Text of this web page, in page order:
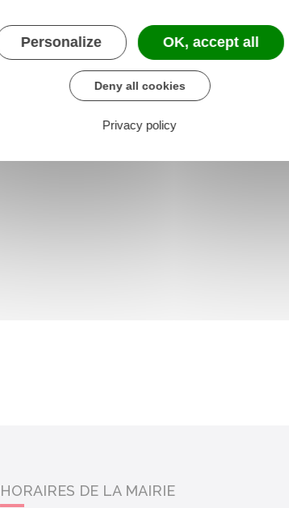
HORAIRES DE LA MAIRIE
Personalize OK, accept all
Deny all cookies
Privacy policy